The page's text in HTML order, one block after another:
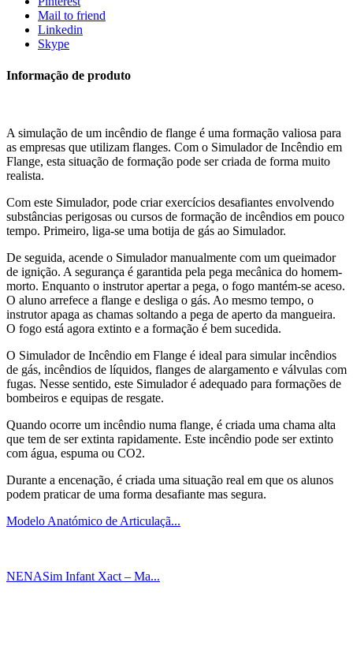
Mail to friend
Linkedin
Skype
Informação de produto
A simulação de um incêndio de flange é uma formação valiosa para
as empresas que utilizam flanges. Com o Simulador de Incêndio em
Flange, esta situação de formação pode ser criada de forma muito
realista.
Com este Simulador, pode criar exercícios desafiantes envolvendo
substâncias perigosas ou cursos de formação de incêndios em pouco
tempo. Primeiro, liga-se uma botija de gás ao Simulador.
De seguida, acende o Simulador manualmente com um queimador
de ignição. A segurança é garantida pela pega mecânica do homem-
morto. Enquanto o instrutor apertar a pega, o fogo mantém-se aceso.
O aluno arrefece a flange e desliga o gás. Ao mesmo tempo, o
instrutor apaga as chamas soltando a pega de aperto da mangueira.
O fogo está agora extinto e a formação é bem sucedida.
O Simulador de Incêndio em Flange é ideal para simular incêndios
de gás, incêndios de líquidos, flanges de alargamento e válvulas com
fugas. Nesse sentido, este Simulador é adequado para formações de
bombeiros e equipas de resgate.
Quando ocorre um incêndio numa flange, é criada uma chama alta
que tem de ser extinta rapidamente. Este incêndio pode ser extinto
com água, espuma ou CO2.
Durante a encenação, é criada uma situação real em que os alunos
podem praticar de uma forma desafiante mas segura.
Modelo Anatómico de Articulaçã...
NENASim Infant Xact – Ma...